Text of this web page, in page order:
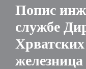
Попис
службе
железница